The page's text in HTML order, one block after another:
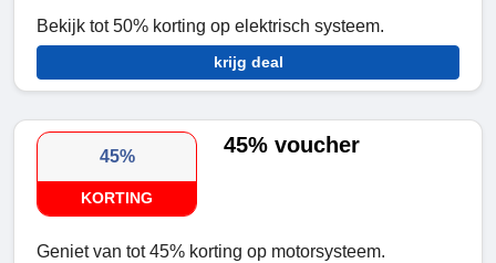
Bekijk tot 50% korting op elektrisch systeem.
krijg deal
45%
KORTING
45% voucher
Geniet van tot 45% korting op motorsysteem.